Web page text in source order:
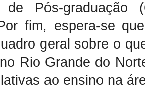
de Pós-
fim, espera-se
geral sobre o
Rio Grande do
ao ensino na